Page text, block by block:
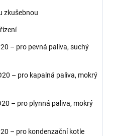
zkušebnou
– pro pevná paliva, suchý
– pro kapalná paliva, mokrý
– pro plynná paliva, mokrý
– pro kondenzační kotle